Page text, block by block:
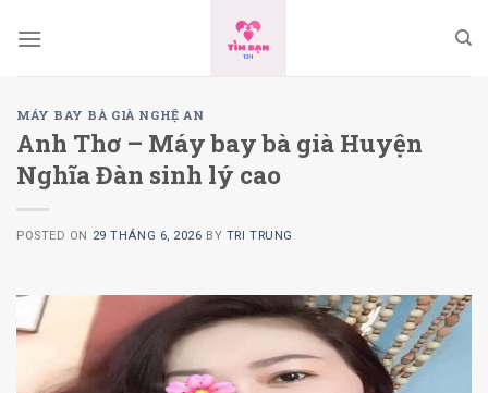
MÁY BAY BÀ GIÀ NGHỆ AN
Anh Thơ – Máy bay bà già Huyện
Nghĩa Đàn sinh lý cao
POSTED ON 29 THÁNG 6, 2026 BY TRI TRUNG